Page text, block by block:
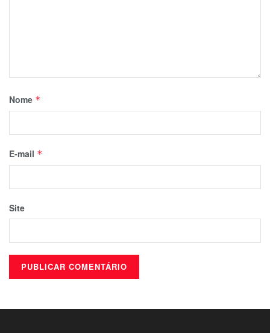
Nome *
E-mail *
Site